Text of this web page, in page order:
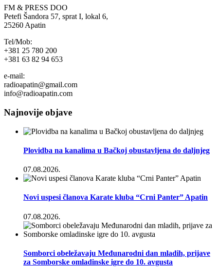
FM & PRESS DOO
Petefi Šandora 57, sprat I, lokal 6,
25260 Apatin
Tel/Mob:
+381 25 780 200
+381 63 82 94 653
e-mail:
radioapatin@gmail.com
info@radioapatin.com
Najnovije objave
Plovidba na kanalima u Bačkoj obustavljena do daljnjeg
07.08.2026.
Novi uspesi članova Karate kluba “Crni Panter” Apatin
07.08.2026.
Somborci obeležavaju Međunarodni dan mladih, prijave
za Somborske omladinske igre do 10. avgusta